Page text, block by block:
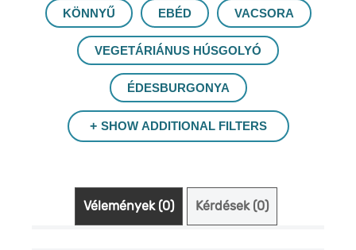
KÖNNYŰ EBÉD VACSORA
VEGETÁRIÁNUS HÚSGOLYÓ
ÉDESBURGONYA
SHOW ADDITIONAL FILTERS
Vélemények (0) Kérdések (0)